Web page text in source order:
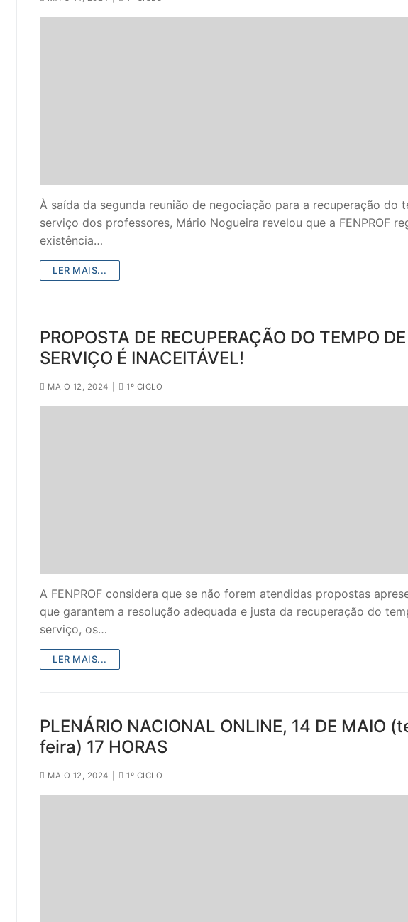
Contactos
À saída da segunda reunião de negociação para a recuperação do
serviço dos professores, Mário Nogueira revelou que a FENPROF
existência…
LER MAIS...
PROPOSTA DE RECUPERAÇÃO DO TEMPO DE
SERVIÇO É INACEITÁVEL!
MAIO 12, 2024 1º CICLO
A FENPROF considera que se não forem atendidas propostas
que garantem a resolução adequada e justa da recuperação do
serviço, os…
LER MAIS...
PLENÁRIO NACIONAL ONLINE, 14 DE MAIO
feira) 17 HORAS
MAIO 12, 2024 1º CICLO